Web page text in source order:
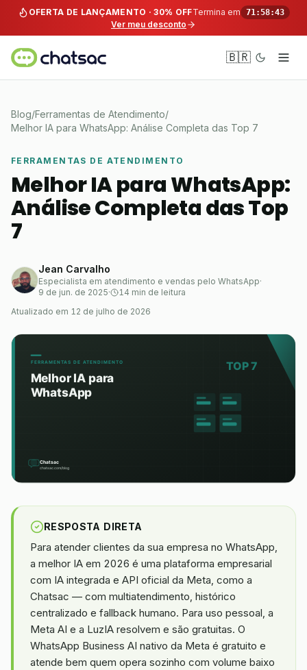
Pular para o conteúdo
OFERTA DE LANÇAMENTO · 30% OFFTermina em 71:58:43
Ver meu desconto
🇧🇷
Blog/Ferramentas de Atendimento/
Melhor IA para WhatsApp: Análise Completa das Top 7
FERRAMENTAS DE ATENDIMENTO
Melhor IA para WhatsApp:
Análise Completa das Top
7
Jean Carvalho
Especialista em atendimento e vendas pelo WhatsApp·
9 de jun. de 2025·
14 min de leitura
Atualizado em 12 de julho de 2026
RESPOSTA DIRETA
Para atender clientes da sua empresa no WhatsApp,
a melhor IA em 2026 é uma plataforma empresarial
com IA integrada e API oficial da Meta, como a
Chatsac — com multiatendimento, histórico
centralizado e fallback humano. Para uso pessoal, a
Meta AI e a LuzIA resolvem e são gratuitas. O
WhatsApp Business AI nativo da Meta é gratuito e
atende bem quem opera sozinho com volume baixo